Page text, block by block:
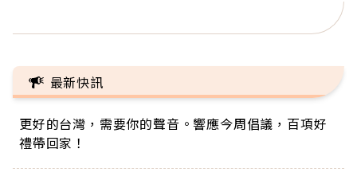
最新快訊
更好的台灣，需要你的聲音。響應今周倡議，百項好
禮帶回家！